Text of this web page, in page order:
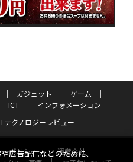
ガジェット
ゲーム
ICT
インフォメーション
テクノロジーレビュー
ポリシー
運営会社
広告配信などのために、